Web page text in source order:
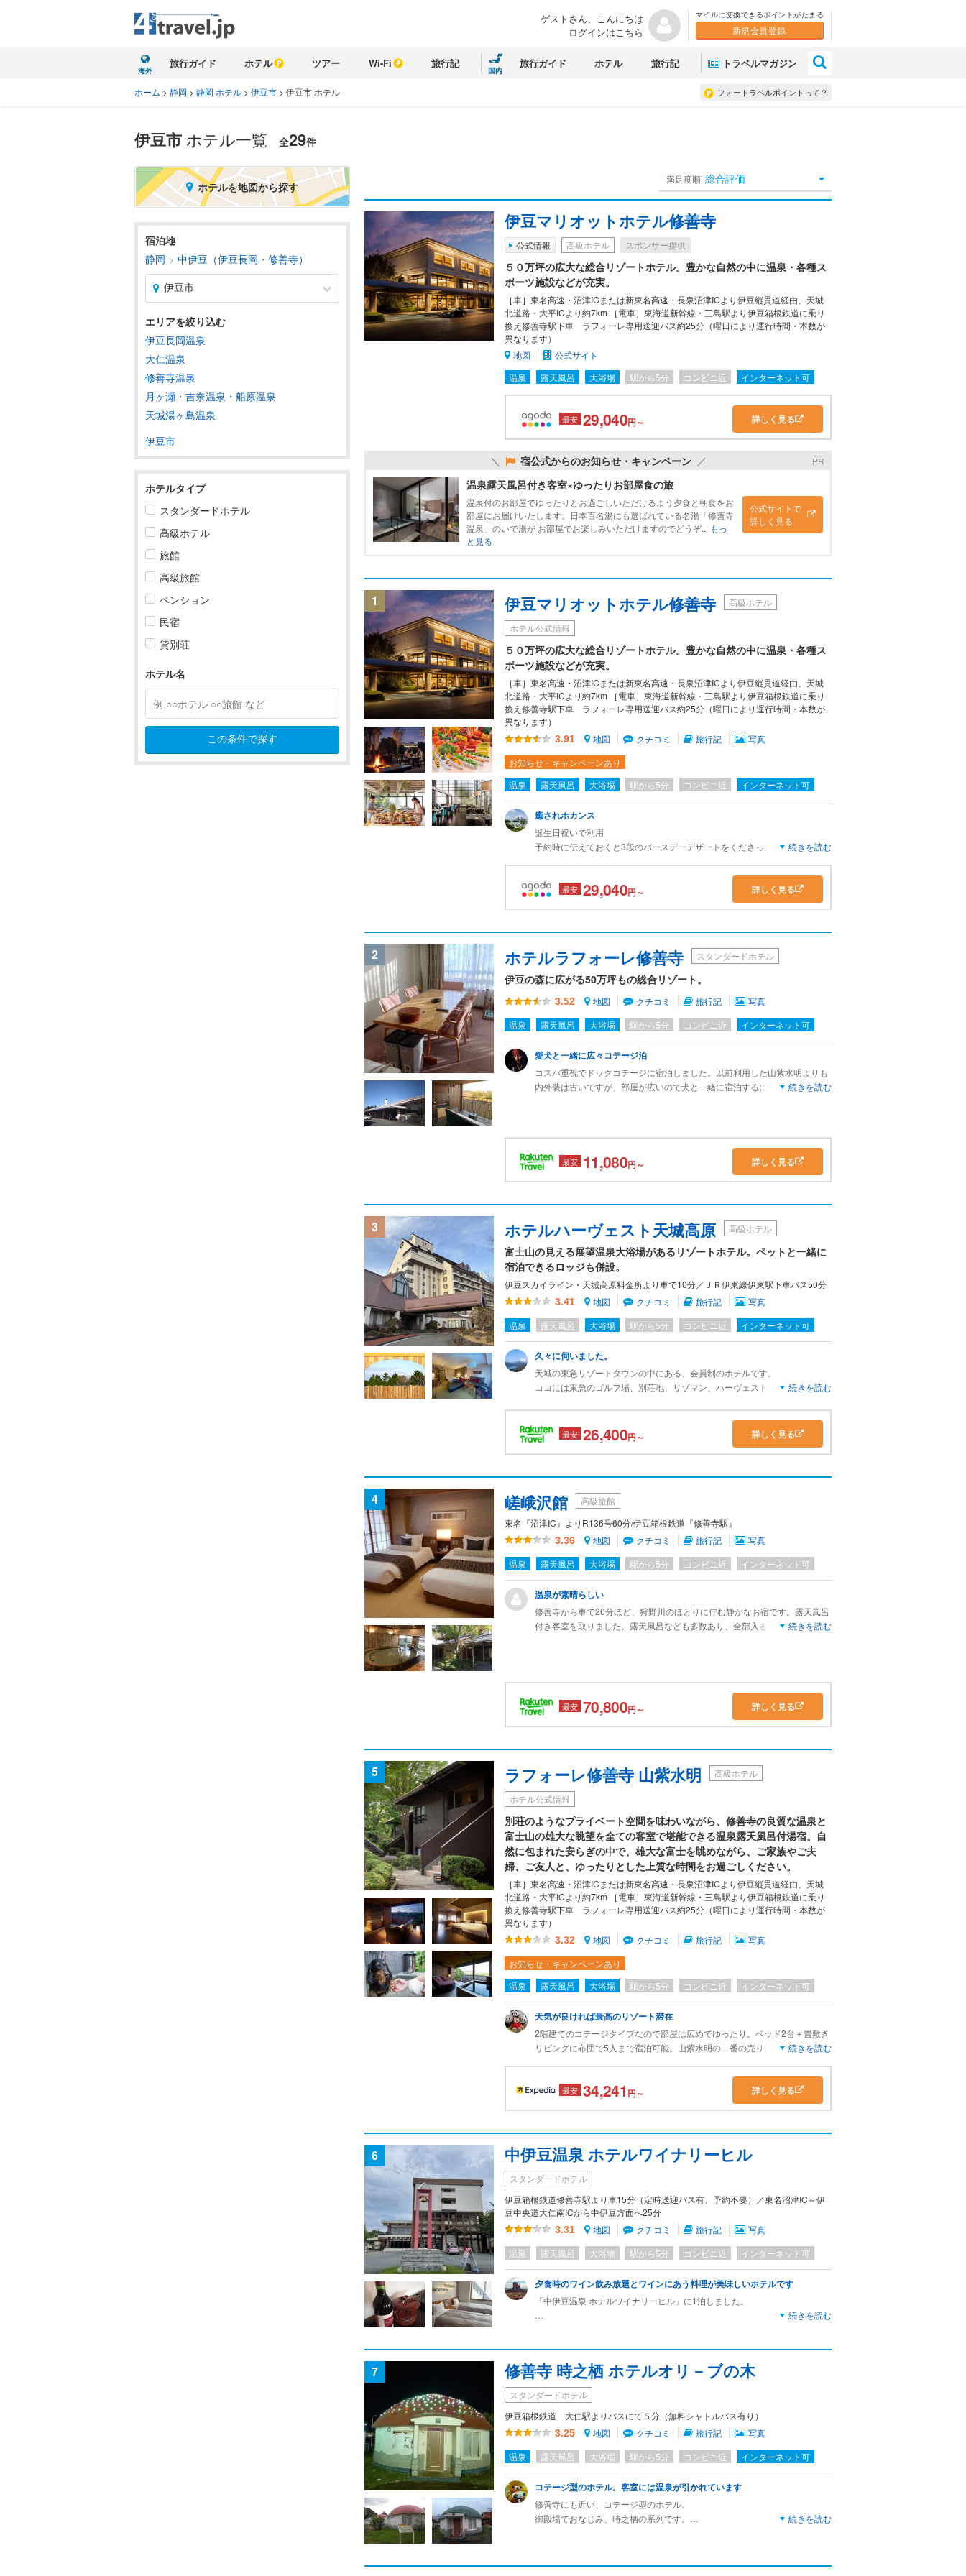
ゲストさん、こんにちは
ログインはこちら
マイルに交換できるポイントがたまる
新規会員登録
海外
旅行ガイド ホテル ツアー Wi-Fi 旅行記
国内
旅行ガイド ホテル 旅行記 トラベルマガジン
フォートラベルポイントって？
ホーム > 静岡 > 静岡 ホテル > 伊豆市 > 伊豆市 ホテル
伊豆市 ホテル一覧 全29件
満足度順 総合評価
伊豆マリオットホテル修善寺
公式情報 高級ホテル スポンサー提供
５０万坪の広大な総合リゾートホテル。豊かな自然の中に温泉・各種ス
ポーツ施設などが充実。
［車］東名高速・沼津ICまたは新東名高速・長泉沼津ICより伊豆縦貫道経由、天城
北道路・大平ICより約7km ［電車］東海道新幹線・三島駅より伊豆箱根鉄道に乗り
換え修善寺駅下車 ラフォーレ専用送迎バス約25分（曜日により運行時間・本数が
異なります）
地図
公式サイト
温泉
露天風呂 大浴場 駅から5分 コンビニ近 インターネット可
最安 29,040円～ 詳しく見る
宿公式からのお知らせ・キャンペーン PR
温泉露天風呂付き客室×ゆったりお部屋食の旅
温泉付のお部屋でゆったりとお過ごしいただけるよう夕食と朝食をお
部屋にお届けいたします。日本百名湯にも選ばれている名湯「修善寺
温泉」のいで湯が お部屋でお楽しみいただけますのでどうぞ... もっ
と見る
公式サイトで
詳しく見る
1 伊豆マリオットホテル修善寺 高級ホテル
ホテル公式情報
５０万坪の広大な総合リゾートホテル。豊かな自然の中に温泉・各種ス
ポーツ施設などが充実。
［車］東名高速・沼津ICまたは新東名高速・長泉沼津ICより伊豆縦貫道経由、天城
北道路・大平ICより約7km ［電車］東海道新幹線・三島駅より伊豆箱根鉄道に乗り
換え修善寺駅下車 ラフォーレ専用送迎バス約25分（曜日により運行時間・本数が
異なります）
3.91 地図 クチコミ 旅行記
写真
お知らせ・キャンペーンあり
温泉
露天風呂 大浴場 駅から5分 コンビニ近 インターネット可
癒されホカンス
誕生日祝いで利用
予約時に伝えておくと3段のバースデーデザートをくださったり、客室露天
平日だったからか、夜のプールは私たち夫婦で貸切状態！プール併設のサウ
大浴場も私が入った時は貸切、上がる頃外国の方が数名いらっしゃいました
朝ごはんのビュッフェは品数豊富かつオシャレでとても落ち着いた空間
ました
続きを読む
最安 29,040円～ 詳しく見る
2 ホテルラフォーレ修善寺 スタンダードホテル
伊豆の森に広がる50万坪もの総合リゾート。
3.52 地図 クチコミ 旅行記
写真
温泉
露天風呂 大浴場 駅から5分 コンビニ近 インターネット可
愛犬と一緒に広々コテージ泊
コスパ重視でドッグコテージに宿泊しました。以前利用した山紫水明よりも
内外装は古いですが、部屋が広いので犬と一緒に宿泊するには、こちらの方
続きを読む
最安 11,080円～ 詳しく見る
3 ホテルハーヴェスト天城高原 高級ホテル
富士山の見える展望温泉大浴場があるリゾートホテル。ペットと一緒に
宿泊できるロッジも併設。
伊豆スカイライン・天城高原料金所より車で10分／ＪＲ伊東線伊東駅下車バス50分
3.41 地図 クチコミ 旅行記
写真
温泉
露天風呂 大浴場 駅から5分 コンビニ近 インターネット可
久々に伺いました。
天城の東急リゾートタウンの中にある、会員制のホテルです。
ココには東急のゴルフ場、別荘地、リゾマン、ハーヴェストがあります。
ココのもう一つの魅力はレストランです。
今回もめっちゃ美味しかったです。
母も大満足だったようです。
続きを読む
最安 26,400円～ 詳しく見る
4 嵯峨沢館
高級旅館
東名『沼津IC』よりR136号60分/伊豆箱根鉄道『修善寺駅』
3.36 地図 クチコミ 旅行記
写真
温泉
露天風呂 大浴場 駅から5分 コンビニ近 インターネット可
温泉が素晴らしい
修善寺から車で20分ほど、狩野川のほとりに佇む静かなお宿です。露天風呂
付き客室を取りました。露天風呂なども多数あり、全部入るにはなかなか無
続きを読む
最安 70,800円～ 詳しく見る
5 ラフォーレ修善寺 山紫水明 高級ホテル
ホテル公式情報
別荘のようなプライベート空間を味わいながら、修善寺の良質な温泉と
富士山の雄大な眺望を全ての客室で堪能できる温泉露天風呂付湯宿。自
然に包まれた安らぎの中で、雄大な富士を眺めながら、ご家族やご夫
婦、ご友人と、ゆったりとした上質な時間をお過ごしください。
［車］東名高速・沼津ICまたは新東名高速・長泉沼津ICより伊豆縦貫道経由、天城
北道路・大平ICより約7km ［電車］東海道新幹線・三島駅より伊豆箱根鉄道に乗り
換え修善寺駅下車 ラフォーレ専用送迎バス約25分（曜日により運行時間・本数が
異なります）
3.32 地図 クチコミ 旅行記
写真
お知らせ・キャンペーンあり
温泉
露天風呂 大浴場 駅から5分 コンビニ近 インターネット可
天気が良ければ最高のリゾート滞在
2階建てのコテージタイプなので部屋は広めでゆったり。ベッド2台＋畳敷き
リビングに布団で5人まで宿泊可能。山紫水明の一番の売りは、バルコニー
ルコニーからは、天気が良ければ綺麗な富士山が見えます。1泊2日なら計4
回は露天風呂に入るくらいの価値あり。
続きを読む
最安 34,241 円～ 詳しく見る
6 中伊豆温泉 ホテルワイナリーヒル
スタンダードホテル
伊豆箱根鉄道修善寺駅より車15分（定時送迎バス有、予約不要）／東名沼津IC～伊
豆中央道大仁南ICから中伊豆方面へ25分
3.31 地図 クチコミ 旅行記
写真
温泉
露天風呂 大浴場 駅から5分 コンビニ近 インターネット可
夕食時のワイン飲み放題とワインにあう料理が美味しいホテルです
「中伊豆温泉 ホテルワイナリーヒル」に1泊しました。
お部屋は、3階ツイン（トイレ、洗面、UBあり）でした。空の冷蔵庫もあり
ます。
夕食、朝食ともにバッフェスタイルでした、
夕食は手作りなものが多い感じです。
朝食は普通のバッフェです。
温泉は、2階に内湯と露天風呂、サウナと水風呂があります。
1泊2食付きでの金額は、大変リーズナブルでした。
続きを読む
7 修善寺 時之栖 ホテルオリ－ブの木
スタンダードホテル
伊豆箱根鉄道 大仁駅よりバスにて５分（無料シャトルバス有り）
3.25 地図 クチコミ 旅行記
写真
温泉
露天風呂 大浴場 駅から5分 コンビニ近 インターネット可
コテージ型のホテル。客室には温泉が引かれています
修善寺にも近い、コテージ型のホテル。
御殿場でおなじみ、時之栖の系列です。
続きを読む
ホテルを地図から探す
宿泊地
静岡
中伊豆（伊豆長岡・修善寺）
伊豆市
北海道
東北
関東
甲信越
岐阜
静岡
静岡・清水・焼津・藤枝
御殿場・三島・沼津
熱海・伊豆多賀・網代
西伊豆（土肥・堂ヶ島）
中伊豆（伊豆長岡・修善寺）
エリアを絞り込む
伊豆長岡温泉
大仁温泉
修善寺温泉
月ヶ瀬・吉奈温泉・船原温泉
天城湯ヶ島温泉
伊豆市
ホテルタイプ
スタンダードホテル
高級ホテル
旅館
高級旅館
ペンション
民宿
貸別荘
ホテル名
この条件で探す